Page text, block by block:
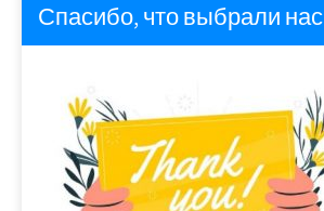
Спасибо, что выбрали нас